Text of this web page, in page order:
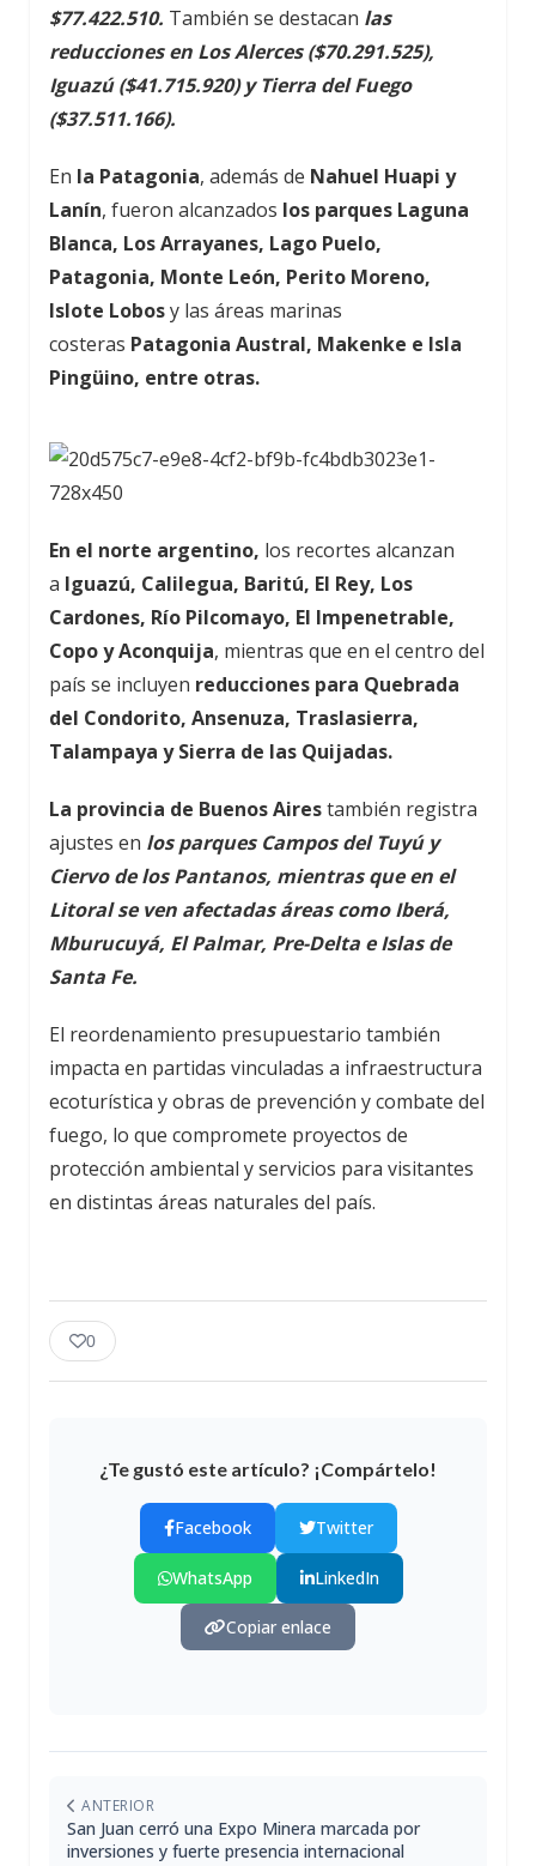
$77.422.510. También se destacan las
reducciones en Los Alerces ($70.291.525),
Iguazú ($41.715.920) y Tierra del Fuego
($37.511.166).
En la Patagonia, además de Nahuel Huapi y
Lanín, fueron alcanzados los parques Laguna
Blanca, Los Arrayanes, Lago Puelo,
Patagonia, Monte León, Perito Moreno,
Islote Lobosy las áreas marinas
costeras Patagonia Austral, Makenke e Isla
Pingüino, entre otras.
En el norte argentino, los recortes alcanzan
a Iguazú, Calilegua, Baritú, El Rey, Los
Cardones, Río Pilcomayo, El Impenetrable,
Copo y Aconquija, mientras que en el centro del
país se incluyen reducciones para Quebrada
del Condorito, Ansenuza, Traslasierra,
Talampaya y Sierra de las Quijadas.
La provincia de Buenos Airestambién registra
ajustes en los parques Campos del Tuyú y
Ciervo de los Pantanos, mientras que en el
Litoral se ven afectadas áreas como Iberá,
Mburucuyá, El Palmar, Pre-Delta e Islas de
Santa Fe.
El reordenamiento presupuestario también
impacta en partidas vinculadas a infraestructura
ecoturística y obras de prevención y combate del
fuego, lo que compromete proyectos de
protección ambiental y servicios para visitantes
en distintas áreas naturales del país.
0
¿Te gustó este artículo? ¡Compártelo!
Facebook Twitter
WhatsApp LinkedIn
Copiar enlace
ANTERIOR
San Juan cerró una Expo Minera marcada por
inversiones y fuerte presencia internacional